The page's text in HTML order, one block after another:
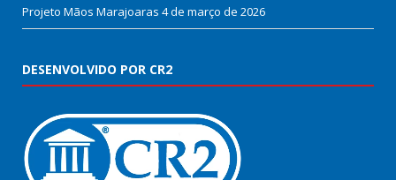
Projeto Mãos Marajoaras 4 de março de 2026
DESENVOLVIDO POR CR2